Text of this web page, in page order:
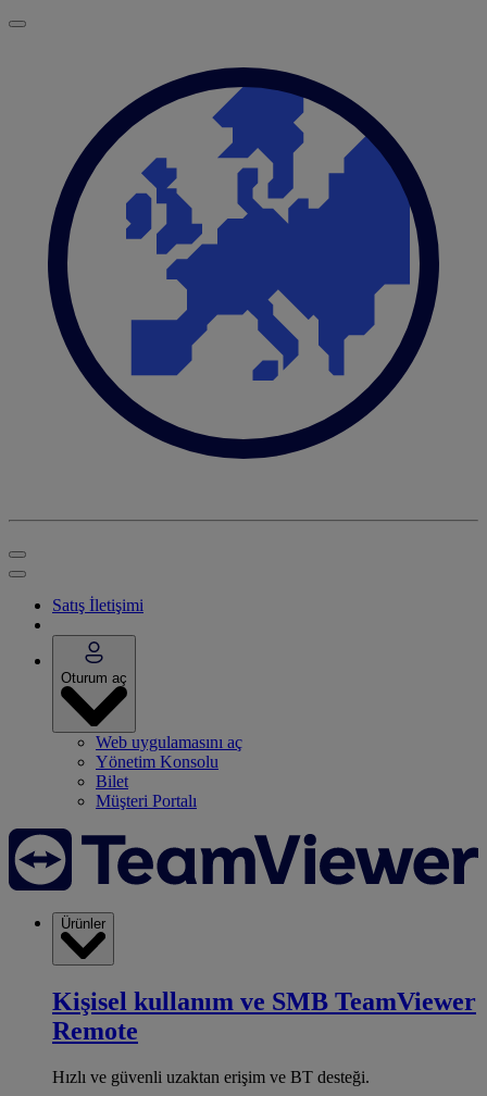
Satış İletişimi
Oturum aç
Web uygulamasını aç
Yönetim Konsolu
Bilet
Müşteri Portalı
Ürünler
Kişisel kullanım ve SMB TeamViewer
Remote
Hızlı ve güvenli uzaktan erişim ve BT desteği.